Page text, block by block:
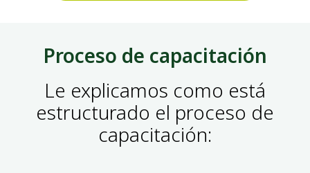
Proceso de capacitación
Le explicamos como está
estructurado el proceso de
capacitación: